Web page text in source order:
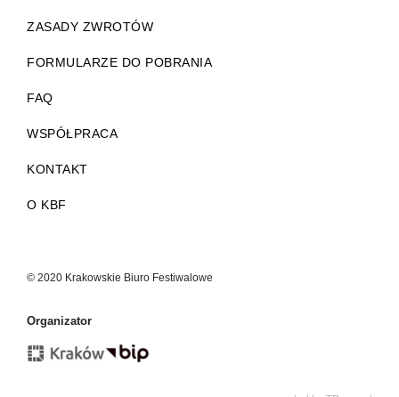
ZASADY ZWROTÓW
FORMULARZE DO POBRANIA
FAQ
WSPÓŁPRACA
KONTAKT
O KBF
© 2020 Krakowskie Biuro Festiwalowe
Organizator